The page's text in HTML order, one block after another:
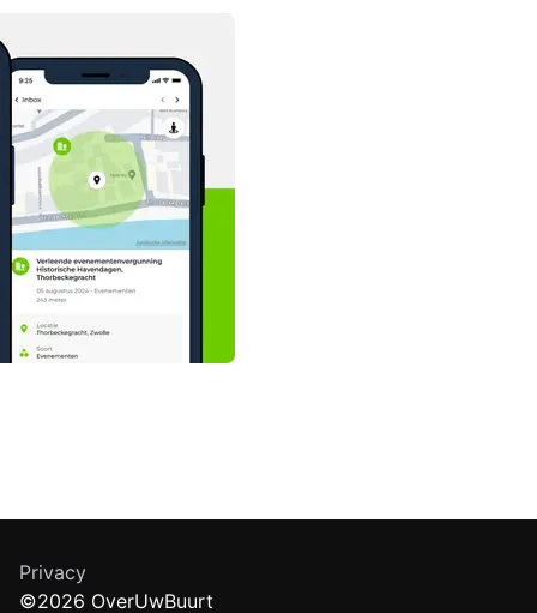
Privacy
©2026 OverUwBuurt